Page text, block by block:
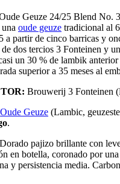
Geuze 24/25 Blend No.
una oude geuze tradicional al
a partir de cinco barricas y
dos tercios 3 Fonteinen y
un 30 % de lambik
superior a 35 meses al
Brouwerij 3 Fonteinen
Oude Geuze (Lambic,
.
Dorado pajizo brillante con
en botella, coronado por
y persistencia media.